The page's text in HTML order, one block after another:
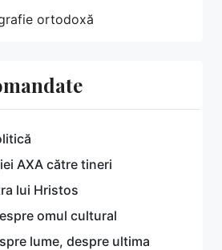
ortodoxă
AXA către tineri
lui Hristos
omul cultural
lume, despre ultima